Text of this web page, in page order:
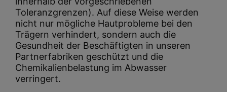
Toleranzgrenzen). Auf diese Weise werden
nicht nur mögliche Hautprobleme bei den
Trägern verhindert, sondern auch die
Gesundheit der Beschäftigten in unseren
Partnerfabriken geschützt und die
Chemikalienbelastung im Abwasser
verringert.